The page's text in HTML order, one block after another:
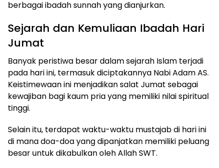
berbagai ibadah sunnah yang dianjurkan.
Sejarah dan Kemuliaan Ibadah Hari
Jumat
Banyak peristiwa besar dalam sejarah Islam terjadi
pada hari ini, termasuk diciptakannya Nabi Adam AS.
Keistimewaan ini menjadikan salat Jumat sebagai
kewajiban bagi kaum pria yang memiliki nilai spiritual
tinggi.
Selain itu, terdapat waktu-waktu mustajab di hari ini
di mana doa-doa yang dipanjatkan memiliki peluang
besar untuk dikabulkan oleh Allah SWT.